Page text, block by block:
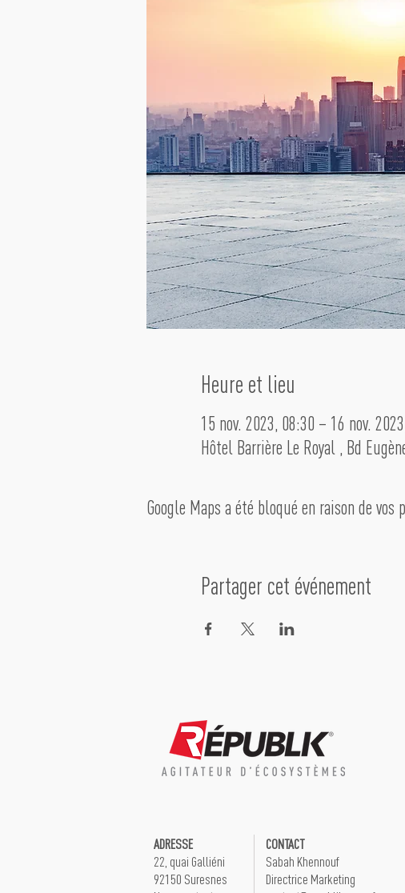
Heure et lieu
15 nov. 2023, 08:30 – 16 nov.
Hôtel Barrière Le Royal , Bd
Google Maps a été bloqué en raison de
Partager cet événement
ADRESSE
22, quai Galliéni
92150 Suresnes
CONTACT
Sabah Khennouf
Directrice Marketing